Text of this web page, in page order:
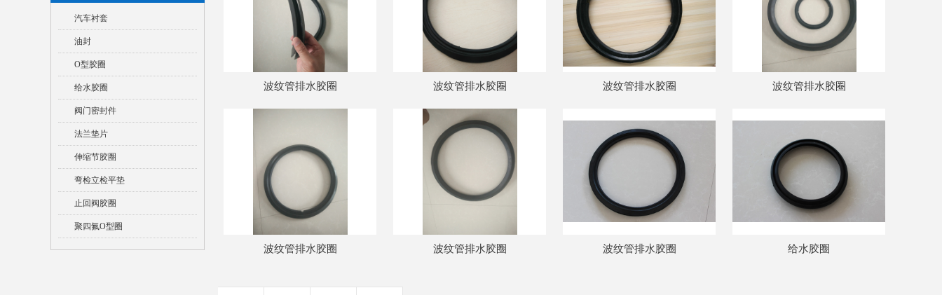
汽车衬套
油封
O型胶圈
给水胶圈
阀门密封件
法兰垫片
伸缩节胶圈
弯检立检平垫
止回阀胶圈
聚四氟O型圈
波纹管排水胶圈 波纹管排水胶圈 波纹管排水胶圈 波纹管排水胶圈
波纹管排水胶圈 波纹管排水胶圈 波纹管排水胶圈 给水胶圈